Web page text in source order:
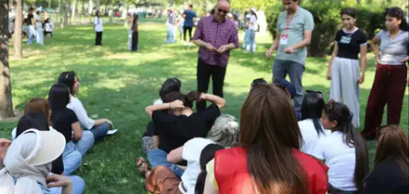
Nevşehir
Niğde
Ordu
Rize
Sakarya